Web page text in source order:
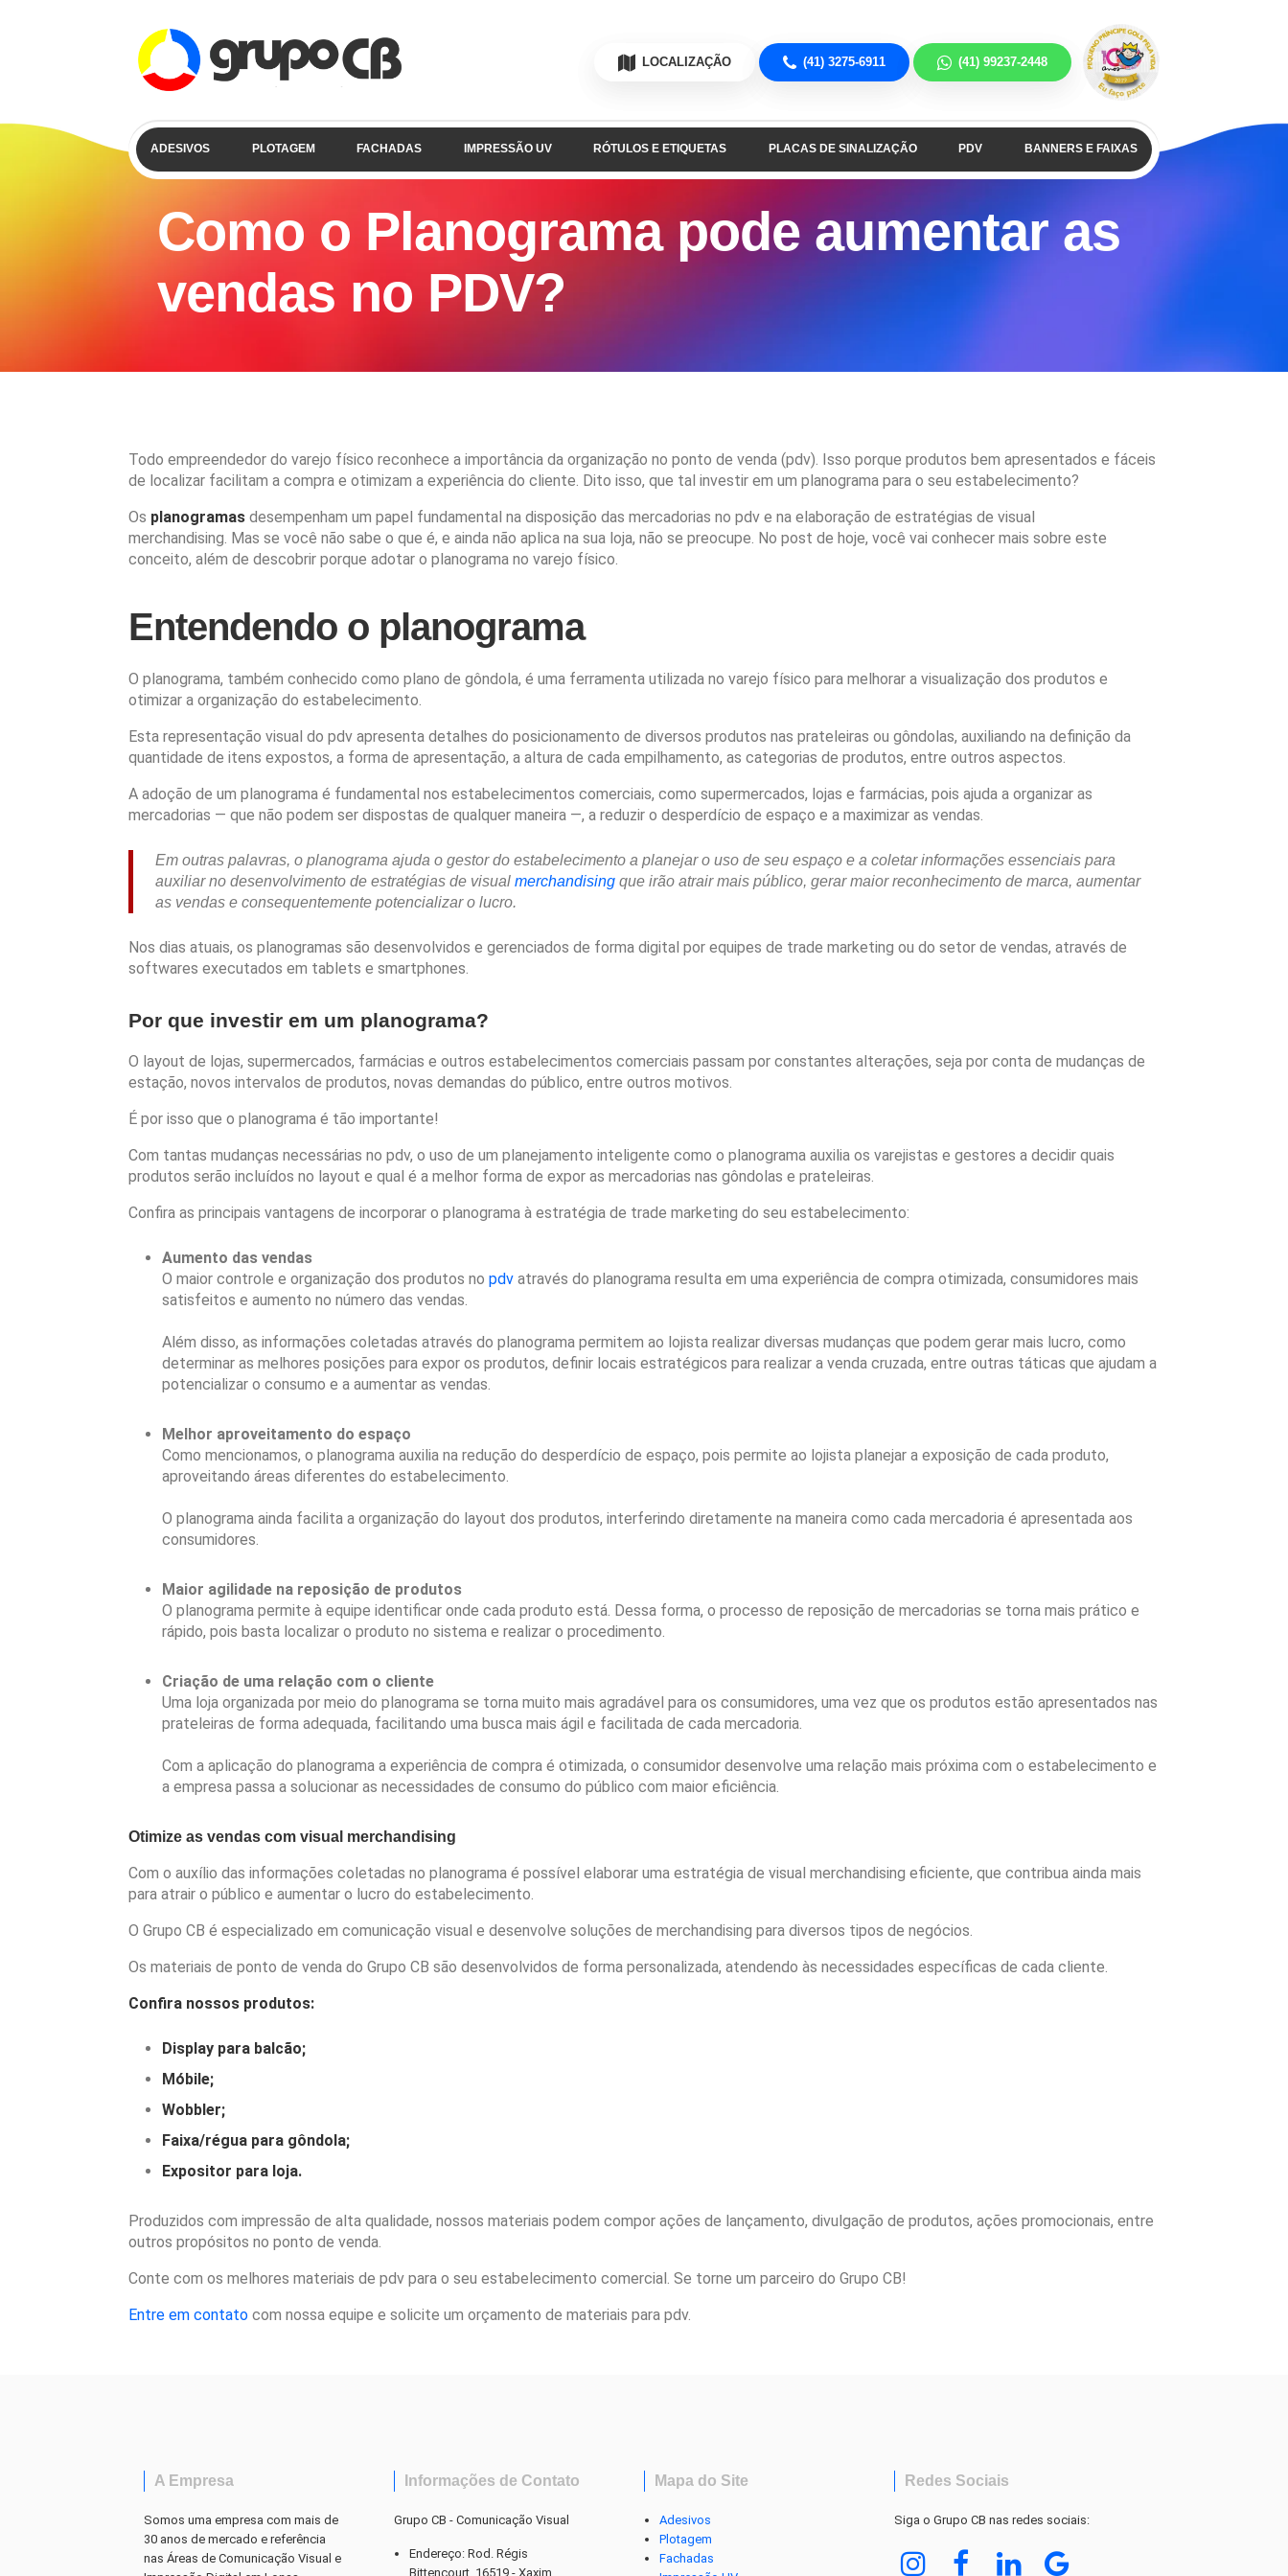
LOCALIZAÇÃO (41) 3275-6911 (41) 99237-2448
ADESIVOS PLOTAGEM FACHADAS IMPRESSÃO UV RÓTULOS E ETIQUETAS PLACAS DE SINALIZAÇÃO PDV BANNERS E FAIXAS
Como o Planograma pode aumentar as
vendas no PDV?
Todo empreendedor do varejo físico reconhece a importância da organização no ponto de venda (pdv). Isso porque produtos bem apresentados e fáceis
de localizar facilitam a compra e otimizam a experiência do cliente. Dito isso, que tal investir em um planograma para o seu estabelecimento?
Os planogramas desempenham um papel fundamental na disposição das mercadorias no pdv e na elaboração de estratégias de visual
merchandising. Mas se você não sabe o que é, e ainda não aplica na sua loja, não se preocupe. No post de hoje, você vai conhecer mais sobre este
conceito, além de descobrir porque adotar o planograma no varejo físico.
Entendendo o planograma
O planograma, também conhecido como plano de gôndola, é uma ferramenta utilizada no varejo físico para melhorar a visualização dos produtos e
otimizar a organização do estabelecimento.
Esta representação visual do pdv apresenta detalhes do posicionamento de diversos produtos nas prateleiras ou gôndolas, auxiliando na definição da
quantidade de itens expostos, a forma de apresentação, a altura de cada empilhamento, as categorias de produtos, entre outros aspectos.
A adoção de um planograma é fundamental nos estabelecimentos comerciais, como supermercados, lojas e farmácias, pois ajuda a organizar as
mercadorias — que não podem ser dispostas de qualquer maneira —, a reduzir o desperdício de espaço e a maximizar as vendas.
Em outras palavras, o planograma ajuda o gestor do estabelecimento a planejar o uso de seu espaço e a coletar informações essenciais para
auxiliar no desenvolvimento de estratégias de visual merchandisingque irão atrair mais público, gerar maior reconhecimento de marca, aumentar
as vendas e consequentemente potencializar o lucro.
Nos dias atuais, os planogramas são desenvolvidos e gerenciados de forma digital por equipes de trade marketing ou do setor de vendas, através de
softwares executados em tablets e smartphones.
Por que investir em um planograma?
O layout de lojas, supermercados, farmácias e outros estabelecimentos comerciais passam por constantes alterações, seja por conta de mudanças de
estação, novos intervalos de produtos, novas demandas do público, entre outros motivos.
É por isso que o planograma é tão importante!
Com tantas mudanças necessárias no pdv, o uso de um planejamento inteligente como o planograma auxilia os varejistas e gestores a decidir quais
produtos serão incluídos no layout e qual é a melhor forma de expor as mercadorias nas gôndolas e prateleiras.
Confira as principais vantagens de incorporar o planograma à estratégia de trade marketing do seu estabelecimento:
Aumento das vendas
O maior controle e organização dos produtos nopdv através do planograma resulta em uma experiência de compra otimizada, consumidores mais
satisfeitos e aumento no número das vendas.
Além disso, as informações coletadas através do planograma permitem ao lojista realizar diversas mudanças que podem gerar mais lucro, como
determinar as melhores posições para expor os produtos, definir locais estratégicos para realizar a venda cruzada, entre outras táticas que ajudam a
potencializar o consumo e a aumentar as vendas.
Melhor aproveitamento do espaço
Como mencionamos, o planograma auxilia na redução do desperdício de espaço, pois permite ao lojista planejar a exposição de cada produto,
aproveitando áreas diferentes do estabelecimento.
O planograma ainda facilita a organização do layout dos produtos, interferindo diretamente na maneira como cada mercadoria é apresentada aos
consumidores.
Maior agilidade na reposição de produtos
O planograma permite à equipe identificar onde cada produto está. Dessa forma, o processo de reposição de mercadorias se torna mais prático e
rápido, pois basta localizar o produto no sistema e realizar o procedimento.
Criação de uma relação com o cliente
Uma loja organizada por meio do planograma se torna muito mais agradável para os consumidores, uma vez que os produtos estão apresentados nas
prateleiras de forma adequada, facilitando uma busca mais ágil e facilitada de cada mercadoria.
Com a aplicação do planograma a experiência de compra é otimizada, o consumidor desenvolve uma relação mais próxima com o estabelecimento e
a empresa passa a solucionar as necessidades de consumo do público com maior eficiência.
Otimize as vendas com visual merchandising
Com o auxílio das informações coletadas no planograma é possível elaborar uma estratégia de visual merchandising eficiente, que contribua ainda mais
para atrair o público e aumentar o lucro do estabelecimento.
O Grupo CB é especializado em comunicação visual e desenvolve soluções de merchandising para diversos tipos de negócios.
Os materiais de ponto de venda do Grupo CB são desenvolvidos de forma personalizada, atendendo às necessidades específicas de cada cliente.
Confira nossos produtos:
Display para balcão;
Móbile;
Wobbler;
Faixa/régua para gôndola;
Expositor para loja.
Produzidos com impressão de alta qualidade, nossos materiais podem compor ações de lançamento, divulgação de produtos, ações promocionais, entre
outros propósitos no ponto de venda.
Conte com os melhores materiais de pdv para o seu estabelecimento comercial. Se torne um parceiro do Grupo CB!
Entre em contato com nossa equipe e solicite um orçamento de materiais para pdv.
A Empresa
Somos uma empresa com mais de
30 anos de mercado e referência
nas Áreas de Comunicação Visual e
Informações de Contato
Grupo CB - Comunicação Visual
Endereço: Rod. Régis
Bittencourt, 16519 - Xaxim
Mapa do Site
Adesivos
Plotagem
Fachadas
Redes Sociais
Siga o Grupo CB nas redes sociais: